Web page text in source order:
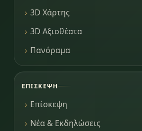
3D Χάρτης
3D Αξιοθέατα
Πανόραμα
ΕΠΊΣΚΕΨΗ
Επίσκεψη
Νέα & Εκδηλώσεις